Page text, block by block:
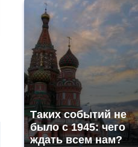
Таких событий не
было с 1945: чего
ждать всем нам?